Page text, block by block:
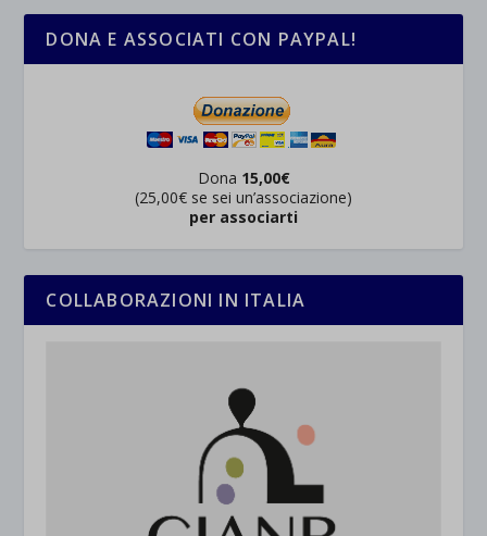
DONA E ASSOCIATI CON PAYPAL!
Dona 15,00€
(25,00€ se sei un’associazione)
per associarti
COLLABORAZIONI IN ITALIA